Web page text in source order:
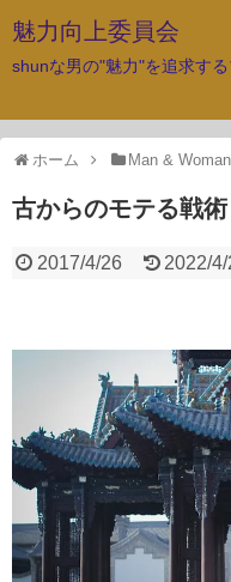
魅力向上委員会
shunな男の"魅力"を追求す
ホーム Man & Woman
古からのモテる戦
2017/4/26 2022/